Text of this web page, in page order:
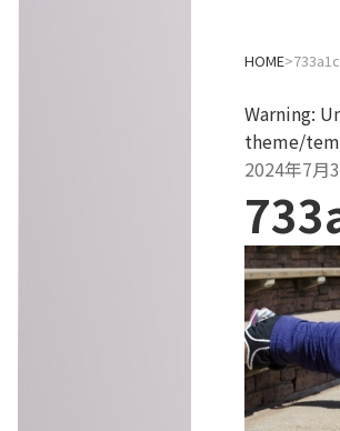
HOME
Warning:
theme/
2024年7月